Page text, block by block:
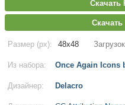
Скачать
Скачать
Размер (px): 48x48
Из набора: Once Again Icons
Дизайнер: Delacro